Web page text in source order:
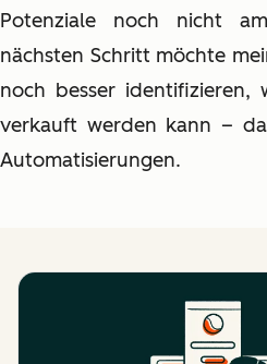
Potenziale noch nicht
nächsten Schritt möchte
noch besser identifizieren,
verkauft werden kann –
Automatisierungen.